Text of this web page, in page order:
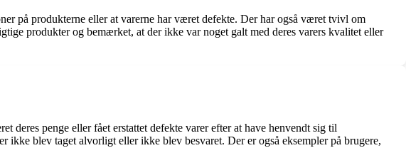
på produkterne eller at varerne har været defekte. Der har også været tvivl om
produkter og bemærket, at der ikke var noget galt med deres varers kvalitet eller
deres penge eller fået erstattet defekte varer efter at have henvendt sig til
blev taget alvorligt eller ikke blev besvaret. Der er også eksempler på brugere,